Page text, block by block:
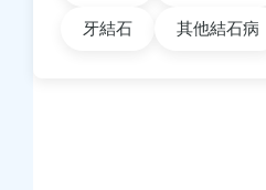
牙結石 其他結石病